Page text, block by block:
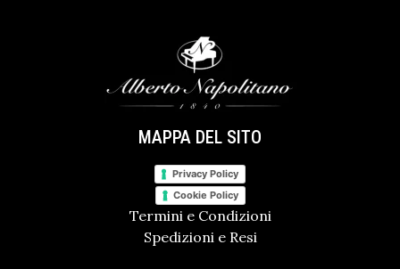
MAPPA DEL SITO
Privacy Policy
Cookie Policy
Termini e Condizioni
Spedizioni e Resi